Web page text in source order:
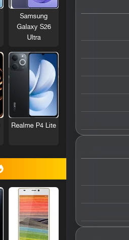
Samsung
Galaxy S26
Ultra
Realme P4 Lite